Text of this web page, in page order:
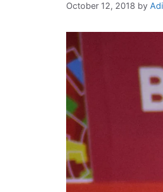
October 12, 2018 by